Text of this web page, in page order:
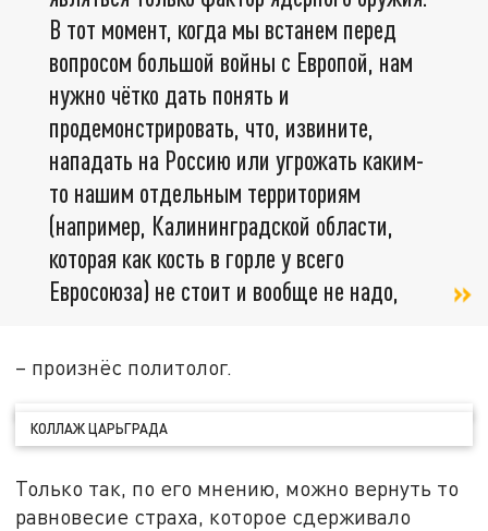
В тот момент, когда мы встанем перед
вопросом большой войны с Европой, нам
нужно чётко дать понять и
продемонстрировать, что, извините,
нападать на Россию или угрожать каким-
то нашим отдельным территориям
(например, Калининградской области,
которая как кость в горле у всего
Евросоюза) не стоит и вообще не надо,
– произнёс политолог.
КОЛЛАЖ ЦАРЬГРАДА
Только так, по его мнению, можно вернуть то
равновесие страха, которое сдерживало